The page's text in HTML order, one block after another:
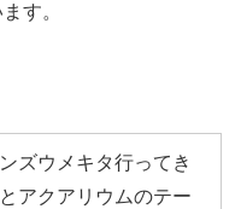
す。
ズウメキタ行ってき
アクアリウムのテー